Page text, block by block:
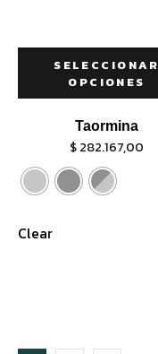
SELECCIONAR
OPCIONES
Taormina
$282.167,00
Clear